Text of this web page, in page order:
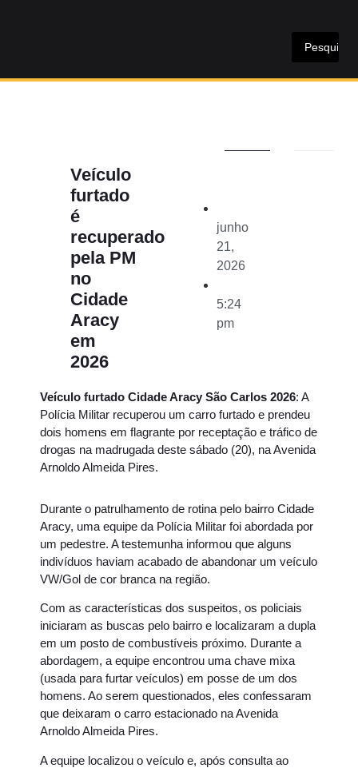
Veículo
furtado
é
recuperado
pela PM
no
Cidade
Aracy
em
2026
junho
21,
2026
5:24
pm
Veículo furtado Cidade Aracy São Carlos 2026: A
Polícia Militar recuperou um carro furtado e prendeu
dois homens em flagrante por receptação e tráfico de
drogas na madrugada deste sábado (20), na Avenida
Arnoldo Almeida Pires.
Durante o patrulhamento de rotina pelo bairro Cidade
Aracy, uma equipe da Polícia Militar foi abordada por
um pedestre. A testemunha informou que alguns
indivíduos haviam acabado de abandonar um veículo
VW/Gol de cor branca na região.
Com as características dos suspeitos, os policiais
iniciaram as buscas pelo bairro e localizaram a dupla
em um posto de combustíveis próximo. Durante a
abordagem, a equipe encontrou uma chave mixa
(usada para furtar veículos) em posse de um dos
homens. Ao serem questionados, eles confessaram
que deixaram o carro estacionado na Avenida
Arnoldo Almeida Pires.
A equipe localizou o veículo e, após consulta ao